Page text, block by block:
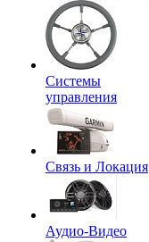
Системы
управления
Связь и Локация
Аудио-Видео